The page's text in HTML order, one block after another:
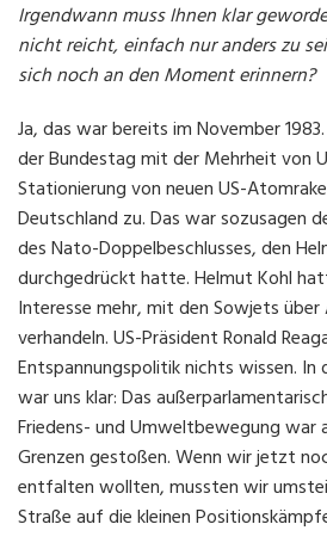
Irgendwann muss Ihnen klar
nicht reicht, einfach nur anders zu
sich noch an den Moment erinnern?
Ja, das war bereits im November
der Bundestag mit der Mehrheit von
Stationierung von neuen US-
Deutschland zu. Das war sozusagen
des Nato-Doppelbeschlusses, den
durchgedrückt hatte. Helmut Kohl
Interesse mehr, mit den Sowjets
verhandeln. US-Präsident Ronald
Entspannungspolitik nichts wissen. In
war uns klar: Das
Friedens- und Umweltbewegung war
Grenzen gestoßen. Wenn wir jetzt
entfalten wollten, mussten wir
Straße auf die kleinen